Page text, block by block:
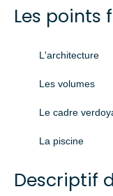
Les points
L'architecture
Les volumes
Le cadre
La piscine
Descriptif